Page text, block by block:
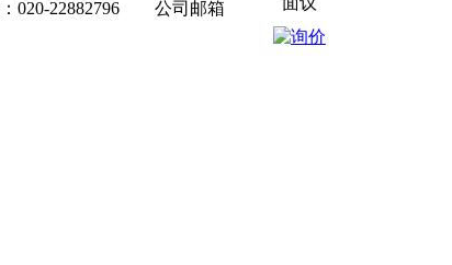
020-22882796 公司邮箱